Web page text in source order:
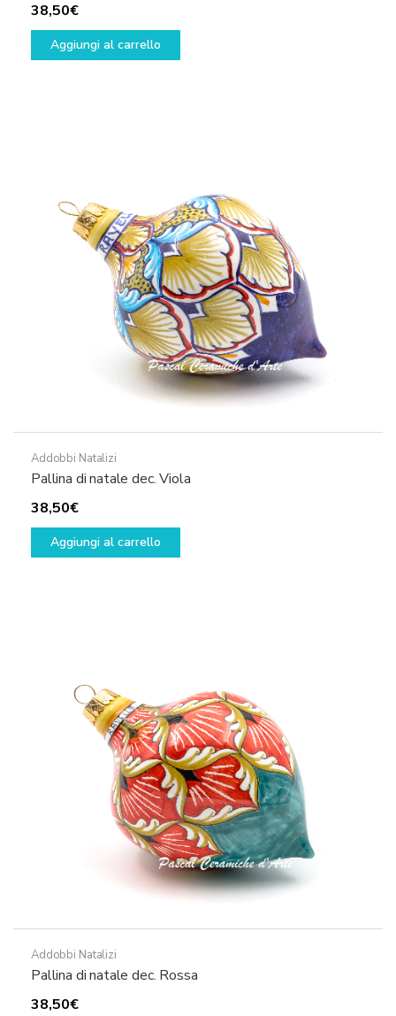
38,50€
Aggiungi al carrello
Addobbi Natalizi
Pallina di natale dec. Viola
38,50€
Aggiungi al carrello
Addobbi Natalizi
Pallina di natale dec. Rossa
38,50€